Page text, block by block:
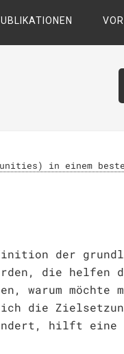
in einem
der
die helfen
möchte
die
ändert, hilft